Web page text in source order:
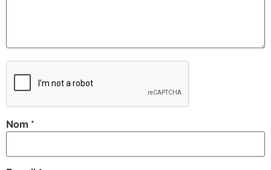
Nom *